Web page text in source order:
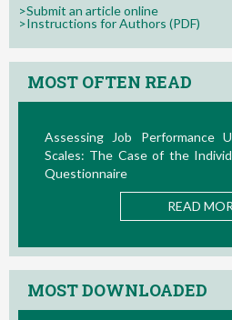
>Submit an article online
>Instructions for Authors (PDF)
MOST OFTEN READ
Assessing Job Performance Using
Scales: The Case of the Individual
Questionnaire
READ MORE
MOST DOWNLOADED